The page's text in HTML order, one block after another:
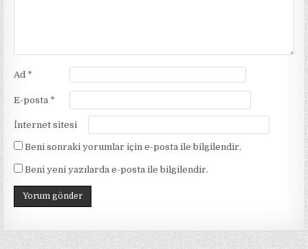
Ad *
E-posta *
İnternet sitesi
Beni sonraki yorumlar için e-posta ile bilgilendir.
Beni yeni yazılarda e-posta ile bilgilendir.